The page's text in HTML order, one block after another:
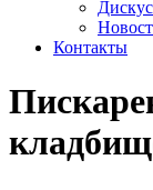
Контакты